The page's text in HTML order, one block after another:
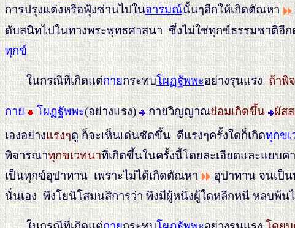
การปรุงแต่งหรือฟุ้งซ่านไปในอารมณ์นั้นๆอีกให้เกิดตัณหา
ดับสนิทไปในทางพระพุทธศาสนา ซึ่งไม่ใช่ทุกข์ธรรมชาติอีก
ทุกข์
ในกรณีที่เกิดแต่กายกระทบโผฏฐัพพะอย่างรุนแรงถ้าพิ
กาย โผฏฐัพพะ(อย่างแรง) กายวิญญาณย่อมเกิดขึ้น ผัส
เองอย่างแรงๆดู ก็จะเห็นเด่นชัดขึ้น ตีแรงๆครั้งใดก็เกิดทุกขเ
พิจารณาทุกขเวทนาที่เกิดขึ้นในครั้งนี้โดยละเอียดและแยบค
เป็นทุกข์อุปาทาน เพราะไม่ได้เกิดตัณหา
อุปาทาน จนเป็น
นั่นเอง พึงโยนิโสมนสิการว่า พึงมีผู้หนึ่งผู้ใดหลีกหนี หลบพ้น